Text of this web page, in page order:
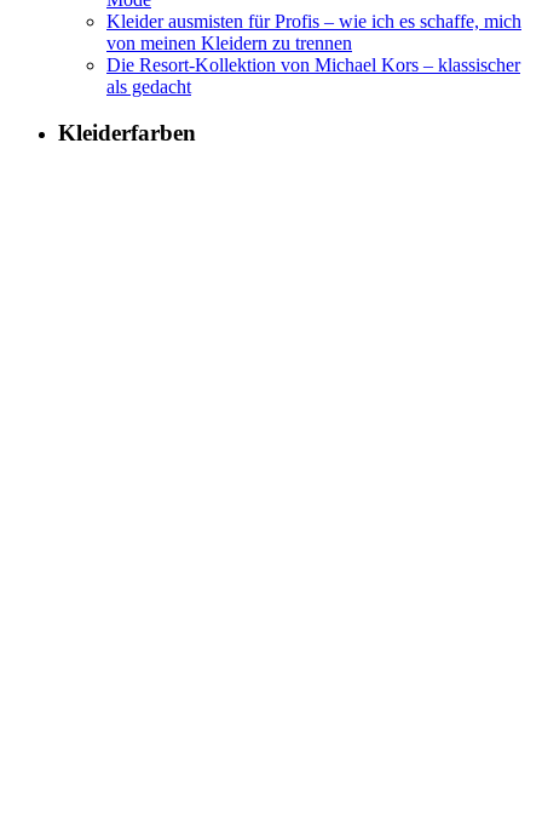
Kleider ausmisten für Profis – wie ich es schaffe, mich
von meinen Kleidern zu trennen
Die Resort-Kollektion von Michael Kors – klassischer
als gedacht
Kleiderfarben